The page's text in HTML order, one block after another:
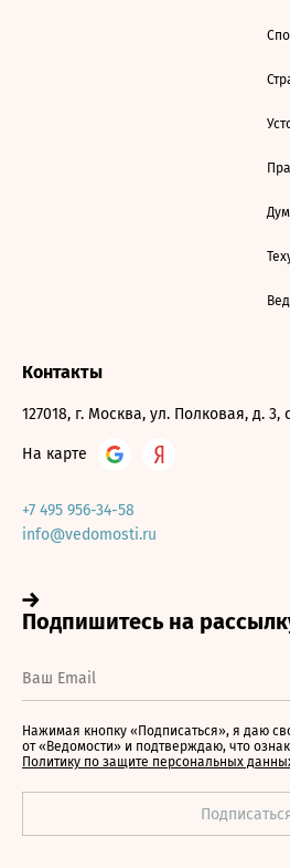
Контакты
127018, г. Москва, ул. Полковая, д. 3,
На карте
+7 495 956-34-58
info@vedomosti.ru
Нажимая кнопку «Подписаться», я даю
от «Ведомости» и подтверждаю, что
Политику по защите персональных